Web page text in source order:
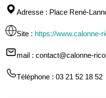
Adresse : Place René-
Site : https://www.calonne-
mail : contact@calonne-
Téléphone : 03 21 52 18 52